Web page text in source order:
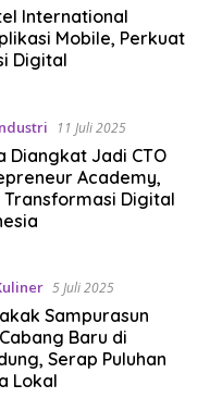
International
Mobile, Perkuat
Digital
11 Juli 2025
Diangkat Jadi CTO
Academy,
Transformasi Digital
5 Juli 2025
Sampurasun
Baru di
Serap Puluhan
Lokal